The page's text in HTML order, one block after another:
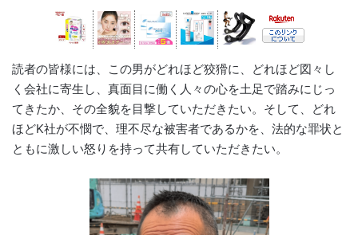
読者の皆様には、この男がどれほど狡猾に、どれほど図々し
く会社に寄生し、真面目に働く人々の心を土足で踏みにじっ
てきたか、その全貌を目撃していただきたい。そして、どれ
ほどK社が不憫で、理不尽な被害者であるかを、法的な罪状と
ともに激しい怒りを持って共有していただきたい。